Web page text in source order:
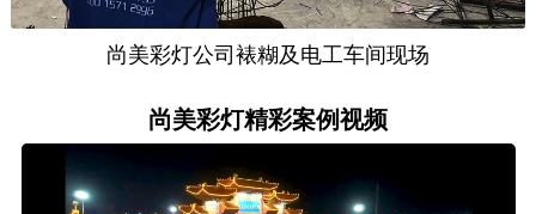
尚美彩灯公司裱糊及电工车间现场
尚美彩灯精彩案例视频